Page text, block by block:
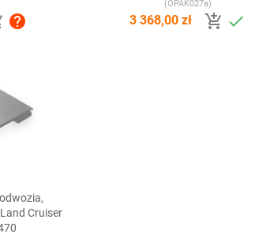

(OPAK027a)
3 368,00 zł  
Cruiser